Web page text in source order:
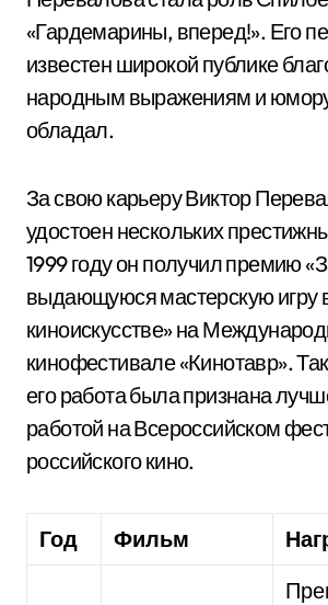
«Гардемарины, вперед!». Его
известен широкой публике
народным выражениям и
обладал.
За свою карьеру Виктор
удостоен нескольких
1999 году он получил премию
выдающуюся мастерскую игру
киноискусстве» на
кинофестивале «Кинотавр».
его работа была признана
работой на Всероссийском
российского кино.
Год Фильм